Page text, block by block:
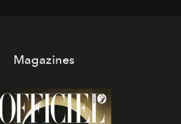
Magazines